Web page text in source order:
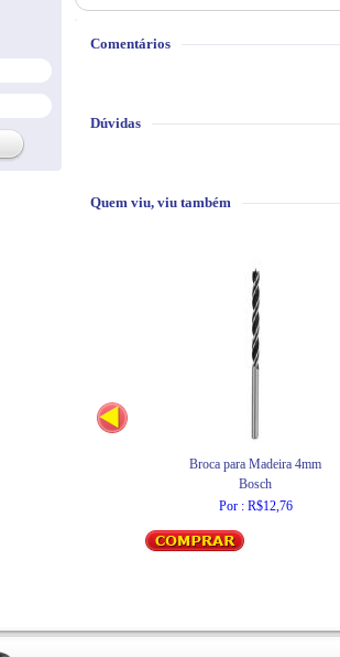
Comentários
Dúvidas
Quem viu, viu também
Broca para Madeira 4mm
Bosch
Por : R$12,76